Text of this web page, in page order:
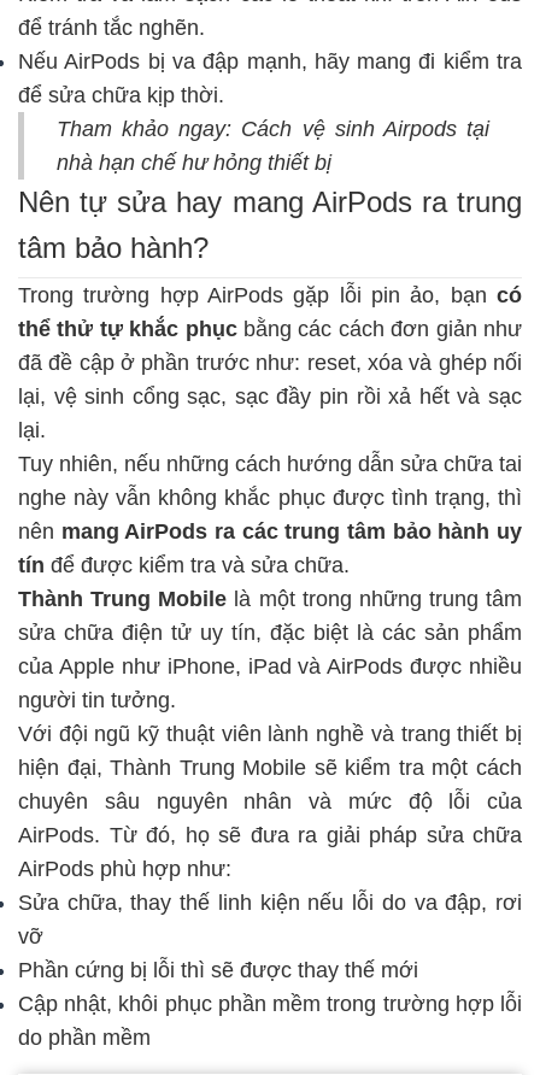
để tránh tắc nghẽn.
Nếu AirPods bị va đập mạnh, hãy mang đi kiểm tra
để sửa chữa kịp thời.
Tham khảo ngay: Cách vệ sinh Airpods tại
nhà hạn chế hư hỏng thiết bị
Nên tự sửa hay mang AirPods ra trung
tâm bảo hành?
Trong trường hợp AirPods gặp lỗi pin ảo, bạn có
thể thử tự khắc phụcbằng các cách đơn giản như
đã đề cập ở phần trước như: reset, xóa và ghép nối
lại, vệ sinh cổng sạc, sạc đầy pin rồi xả hết và sạc
lại.
Tuy nhiên, nếu những cách hướng dẫn sửa chữa tai
nghe này vẫn không khắc phục được tình trạng, thì
nên mang AirPods ra các trung tâm bảo hành uy
tín để được kiểm tra và sửa chữa.
Thành Trung Mobile là một trong những trung tâm
sửa chữa điện tử uy tín, đặc biệt là các sản phẩm
của Apple như iPhone, iPad và AirPods được nhiều
người tin tưởng.
Với đội ngũ kỹ thuật viên lành nghề và trang thiết bị
hiện đại, Thành Trung Mobile sẽ kiểm tra một cách
chuyên sâu nguyên nhân và mức độ lỗi của
AirPods. Từ đó, họ sẽ đưa ra giải pháp sửa chữa
AirPods phù hợp như:
Sửa chữa, thay thế linh kiện nếu lỗi do va đập, rơi
vỡ
Phần cứng bị lỗi thì sẽ được thay thế mới
Cập nhật, khôi phục phần mềm trong trường hợp lỗi
do phần mềm